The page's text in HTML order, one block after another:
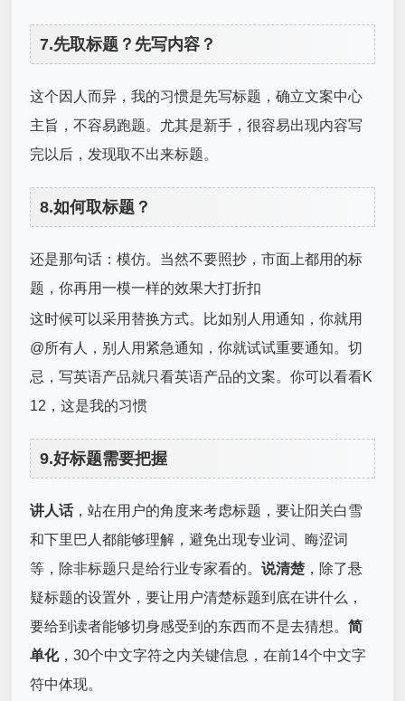
7.先取标题？先写内容？
这个因人而异，我的习惯是先写标题，确立文案中心
主旨，不容易跑题。尤其是新手，很容易出现内容写
完以后，发现取不出来标题。
8.如何取标题？
还是那句话：模仿。当然不要照抄，市面上都用的标
题，你再用一模一样的效果大打折扣
这时候可以采用替换方式。比如别人用通知，你就用
@所有人，别人用紧急通知，你就试试重要通知。切
忌，写英语产品就只看英语产品的文案。你可以看看K
12，这是我的习惯
9.好标题需要把握
讲人话，站在用户的角度来考虑标题，要让阳关白雪
和下里巴人都能够理解，避免出现专业词、晦涩词
等，除非标题只是给行业专家看的。说清楚 ，除了悬
疑标题的设置外，要让用户清楚标题到底在讲什么，
要给到读者能够切身感受到的东西而不是去猜想。简
单化，30个中文字符之内关键信息，在前14个中文字
符中体现。